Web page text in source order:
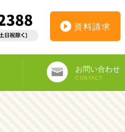
資料請求
お問い合わせ
CONTACT
カウンセリング予約
資料請求
オンライン申し込み
インターンシップ仮登録
ビザ申請サポート
DS-160